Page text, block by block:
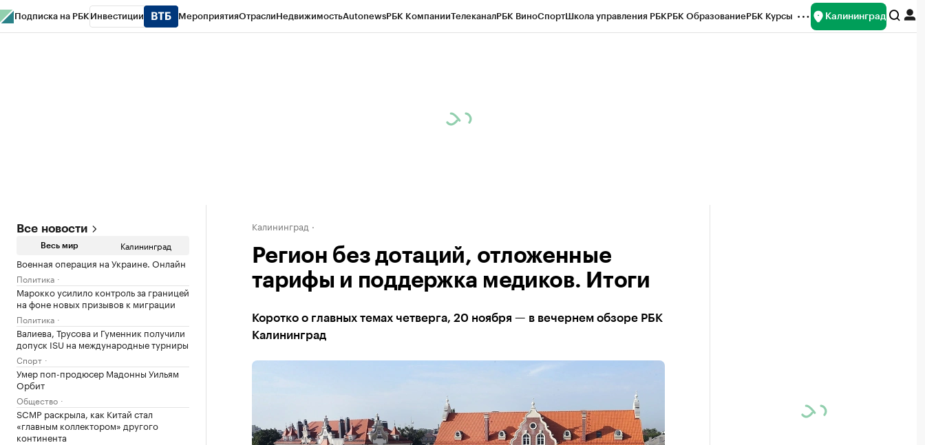
Подписка на РБК Инвестиции МероприятияОтраслиНедвижимостьAutonewsРБК КомпанииТелеканалРБК ВиноСпортШкола управления РБКРБК ОбразованиеРБК Курсы Калининград
Все новости
Весь мир Калининград
Военная операция на Украине. Онлайн
Политика
Марокко усилило контроль за границей
на фоне новых призывов к миграции
Политика
Валиева, Трусова и Гуменник получили
допуск ISU на международные турниры
Спорт
Умер поп-продюсер Мадонны Уильям
Орбит
Общество
SCMP раскрыла, как Китай стал
«главным коллектором» другого
континента
Калининград
Регион без дотаций, отложенные
тарифы и поддержка медиков. Итоги
Коротко о главных темах четверга, 20 ноября — в вечернем обзоре РБК
Калининград